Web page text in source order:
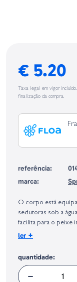
€ 5.20
Taxa legal em vigor
finalização da compra.
referência:
marca:
Europeia, dos
Geral sobre a
O corpo está
sedutoras sob a
facilita para o peixe
ler +
quantidade: